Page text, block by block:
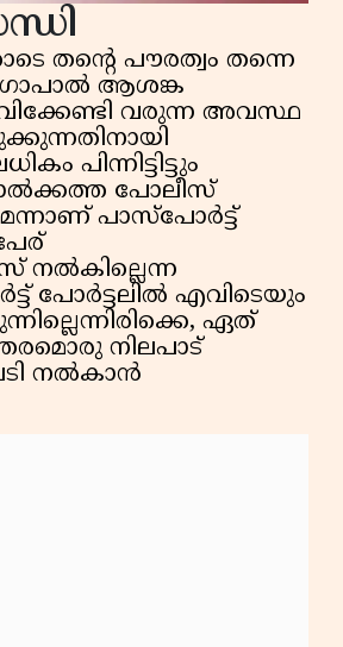
തന്റെ പൗരത്വം തന്നെ
ആശങ്ക
വരുന്ന അവസ്ഥ
പിന്നിട്ടിട്ടും
പോലീസ്
പാസ്‌പോർട്ട്
നൽകില്ലെന്ന
പോർട്ടലിൽ എവിടെയും
ഏത്
നിലപാട്
നൽകാൻ